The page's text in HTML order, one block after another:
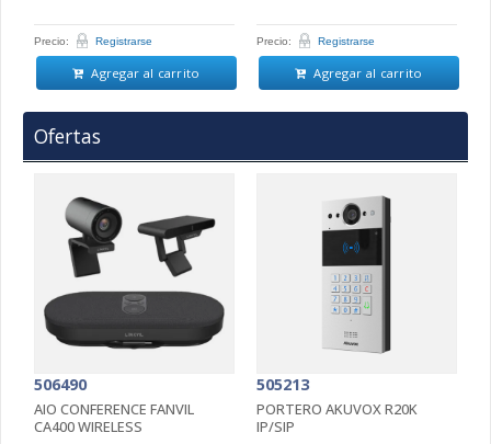
Precio: Registrarse
Agregar al carrito
Precio: Registrarse
Agregar al carrito
Ofertas
506490
AIO CONFERENCE FANVIL
CA400 WIRELESS
505213
PORTERO AKUVOX R20K
IP/SIP